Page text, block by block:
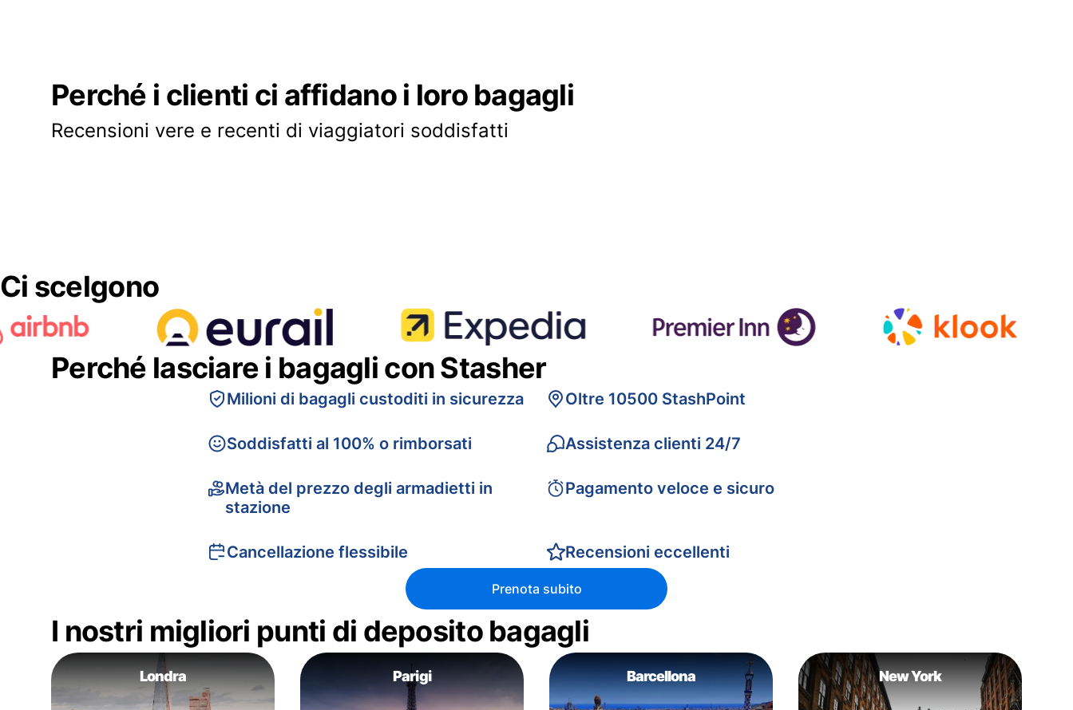
Perché i clienti ci affidano i loro bagagli
Recensioni vere e recenti di viaggiatori soddisfatti
Ci scelgono
Perché lasciare i bagagli con Stasher
Milioni di bagagli custoditi in sicurezza
Soddisfatti al 100% o rimborsati
Metà del prezzo degli armadietti in
stazione
Cancellazione flessibile
Oltre 10500 StashPoint
Assistenza clienti 24/7
Pagamento veloce e sicuro
Recensioni eccellenti
Prenota subito
I nostri migliori punti di deposito bagagli
Londra Parigi Barcellona New York